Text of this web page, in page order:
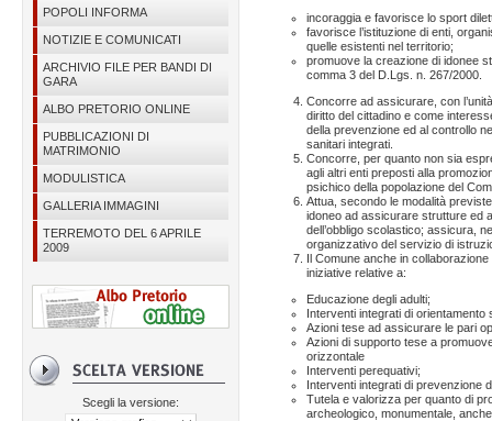
POPOLI INFORMA
NOTIZIE E COMUNICATI
ARCHIVIO FILE PER BANDI DI
GARA
ALBO PRETORIO ONLINE
PUBBLICAZIONI DI
MATRIMONIO
MODULISTICA
GALLERIA IMMAGINI
TERREMOTO DEL 6 APRILE
2009
Scegli la versione:
incoraggia e favorisce lo sport
favorisce l’istituzione di enti,
quelle esistenti nel territorio;
promuove la creazione di idonee
comma 3 del D.Lgs. n. 267/2000.
Concorre ad assicurare, con
diritto del cittadino e come
della prevenzione ed al controllo
sanitari integrati.
Concorre, per quanto non sia
agli altri enti preposti alla
psichico della popolazione del
Attua, secondo le modalità
idoneo ad assicurare strutture ed
dell’obbligo scolastico; assicura,
organizzativo del servizio di
Il Comune anche in
iniziative relative a:
Educazione degli adulti;
Interventi integrati di
Azioni tese ad assicurare le pari
Azioni di supporto tese a
orizzontale
Interventi perequativi;
Interventi integrati di prevenzione
Tutela e valorizza per quanto di
archeologico, monumentale,